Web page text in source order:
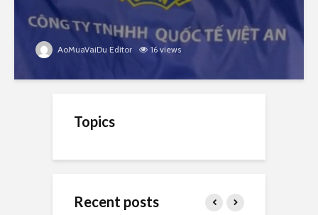
AoMuaVaiDu Editor 16 views
Topics
Recent posts